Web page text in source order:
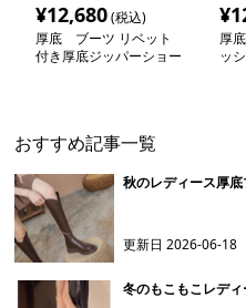
¥12,680(税込)
厚底 ブーツ リベット
付き厚底ジッパーショー
¥
厚
ッ
おすすめ記事一覧
秋のレディース厚
更新日2026-06-18
冬のもこもこレデ